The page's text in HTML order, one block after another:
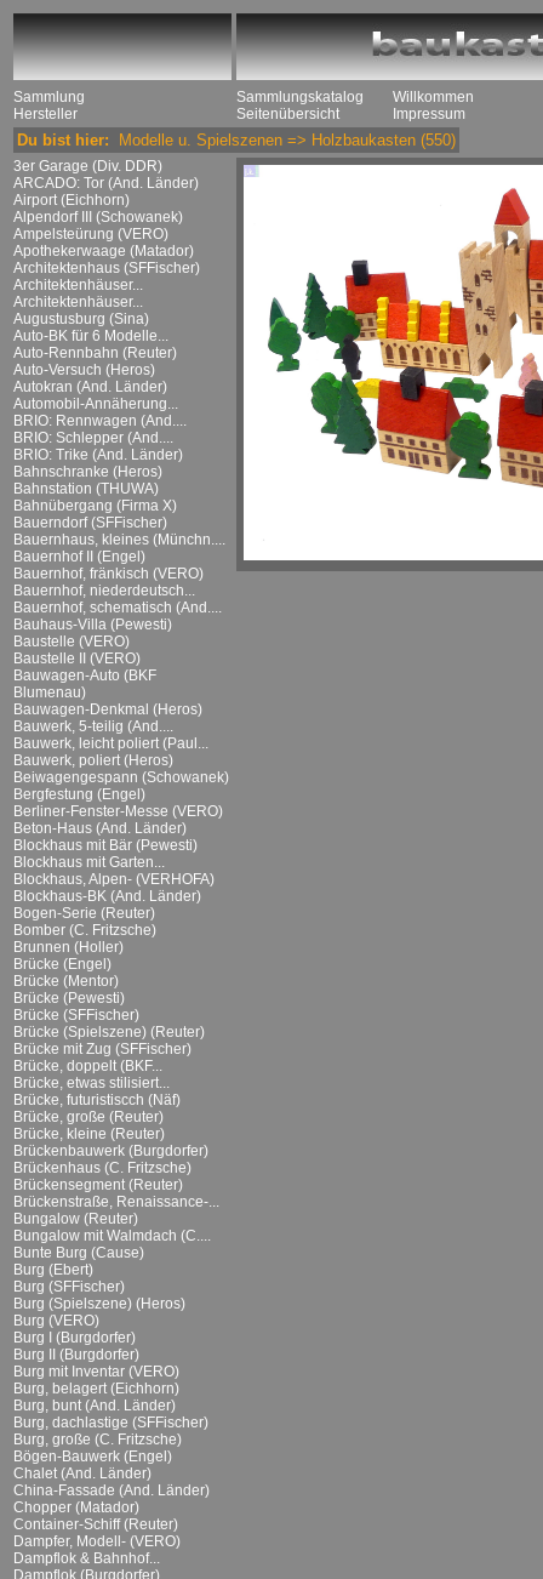
Sammlung
Hersteller
Sammlungskatalog
Seitenübersicht
Willkommen
Impressum
Du bist hier: Modelle u. Spielszenen => Holzbaukasten (550)
3er Garage (Div. DDR)
ARCADO: Tor (And. Länder)
Airport (Eichhorn)
Alpendorf III (Schowanek)
Ampelsteürung (VERO)
Apothekerwaage (Matador)
Architektenhaus (SFFischer)
Architektenhäuser...
Architektenhäuser...
Augustusburg (Sina)
Auto-BK für 6 Modelle...
Auto-Rennbahn (Reuter)
Auto-Versuch (Heros)
Autokran (And. Länder)
Automobil-Annäherung...
BRIO: Rennwagen (And....
BRIO: Schlepper (And....
BRIO: Trike (And. Länder)
Bahnschranke (Heros)
Bahnstation (THUWA)
Bahnübergang (Firma X)
Bauerndorf (SFFischer)
Bauernhaus, kleines (Münchn....
Bauernhof II (Engel)
Bauernhof, fränkisch (VERO)
Bauernhof, niederdeutsch...
Bauernhof, schematisch (And....
Bauhaus-Villa (Pewesti)
Baustelle (VERO)
Baustelle II (VERO)
Bauwagen-Auto (BKF
Blumenau)
Bauwagen-Denkmal (Heros)
Bauwerk, 5-teilig (And....
Bauwerk, leicht poliert (Paul...
Bauwerk, poliert (Heros)
Beiwagengespann (Schowanek)
Bergfestung (Engel)
Berliner-Fenster-Messe (VERO)
Beton-Haus (And. Länder)
Blockhaus mit Bär (Pewesti)
Blockhaus mit Garten...
Blockhaus, Alpen- (VERHOFA)
Blockhaus-BK (And. Länder)
Bogen-Serie (Reuter)
Bomber (C. Fritzsche)
Brunnen (Holler)
Brücke (Engel)
Brücke (Mentor)
Brücke (Pewesti)
Brücke (SFFischer)
Brücke (Spielszene) (Reuter)
Brücke mit Zug (SFFischer)
Brücke, doppelt (BKF...
Brücke, etwas stilisiert...
Brücke, futuristiscch (Näf)
Brücke, große (Reuter)
Brücke, kleine (Reuter)
Brückenbauwerk (Burgdorfer)
Brückenhaus (C. Fritzsche)
Brückensegment (Reuter)
Brückenstraße, Renaissance-...
Bungalow (Reuter)
Bungalow mit Walmdach (C....
Bunte Burg (Cause)
Burg (Ebert)
Burg (SFFischer)
Burg (Spielszene) (Heros)
Burg (VERO)
Burg I (Burgdorfer)
Burg II (Burgdorfer)
Burg mit Inventar (VERO)
Burg, belagert (Eichhorn)
Burg, bunt (And. Länder)
Burg, dachlastige (SFFischer)
Burg, große (C. Fritzsche)
Bögen-Bauwerk (Engel)
Chalet (And. Länder)
China-Fassade (And. Länder)
Chopper (Matador)
Container-Schiff (Reuter)
Dampfer, Modell- (VERO)
Dampflok & Bahnhof...
Dampflok (Burgdorfer)